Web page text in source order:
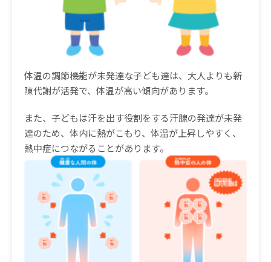
体温の調節機能が未発達な子ども達は、大人よりも新
陳代謝が活発で、体温が高い傾向があります。
また、子どもは汗を出す役割をする汗腺の発達が未発
達のため、体内に熱がこもり、体温が上昇しやすく、
熱中症につながることがあります。